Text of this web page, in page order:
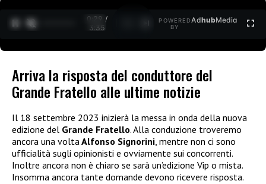
0:30 /
3:35
POWERED
BY
AdhubMedia
Arriva la risposta del conduttore del
Grande Fratello alle ultime notizie
Il 18 settembre 2023 inizierà la messa in onda della nuova
edizione del Grande Fratello. Alla conduzione troveremo
ancora una voltaAlfonso Signorini, mentre non ci sono
ufficialità sugli opinionisti e ovviamente sui concorrenti.
Inoltre ancora non è chiaro se sarà un’edizione Vip o mista.
Insomma ancora tante domande devono ricevere risposta.